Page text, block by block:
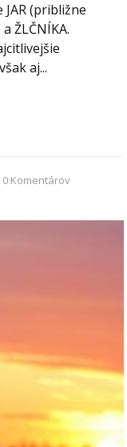
(približne
ŽLČNÍKA.
aj...
0 Komentárov